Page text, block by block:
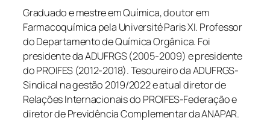
Graduado e mestre em Química, doutor em
Farmacoquímica pela Université Paris XI. Professor
do Departamento de Química Orgânica. Foi
presidente da ADUFRGS (2005-2009) e presidente
do PROIFES (2012-2018). Tesoureiro da ADUFRGS-
Sindical na gestão 2019/2022 e atual diretor de
Relações Internacionais do PROIFES-Federação e
diretor de Previdência Complementar da ANAPAR.